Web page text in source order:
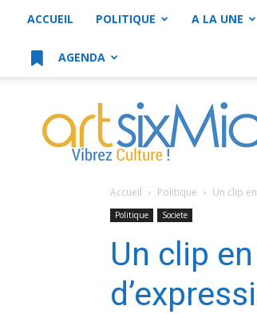
ACCUEIL POLITIQUE A LA UNE
AGENDA
artsixMic
Accueil Politique Un clip
Politique Societe
Un clip